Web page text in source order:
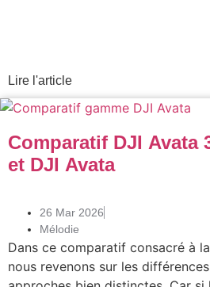
Lire l'article
Comparatif DJI Avata
et DJI Avata
26 Mar 2026
Mélodie
Dans ce comparatif consacré à
nous revenons sur les